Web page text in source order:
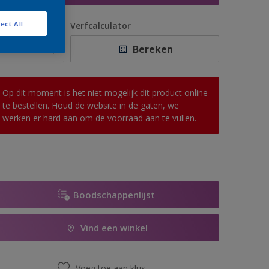
Verfcalculator
Bereken
Op dit moment is het niet mogelijk dit product online
te bestellen. Houd de website in de gaten, we
werken er hard aan om de voorraad aan te vullen.
Boodschappenlijst
Vind een winkel
All